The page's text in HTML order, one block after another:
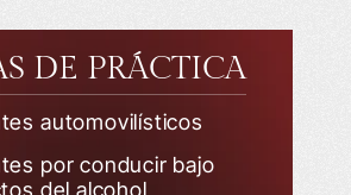
DE PRÁCTICA
automovilísticos
por conducir bajo
del alcohol